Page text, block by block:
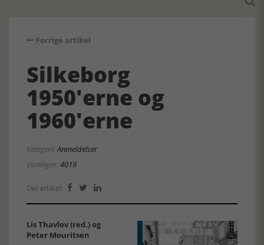
Forrige artikel
Silkeborg
1950'erne og
1960'erne
Kategori:Anmeldelser
Visninger:4019
Del artikel:   
Lis Thavlov (red.) og
Peter Mouritsen